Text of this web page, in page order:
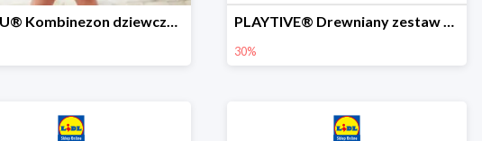
LUPILU® Kombinezon dziewczęcy z bawełny PLAYTIVE® Drewniany zestaw gier 10 w 1
30%